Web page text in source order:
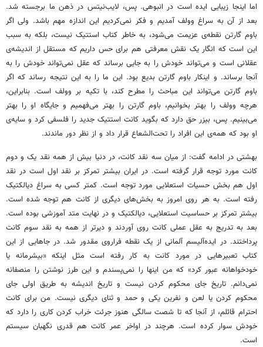
اما اینجا زیبایی ایده است در انبوهی. پس، لایب‌نیتس در ذهن ما برجسته شد.
بعد از آن به سراغ وولف آمدیم و فکر نمی‌کردیم این اندازه مهم باشد. ولی اگر
باوم گارتن نقطه‌ی عزیمت می‌شود، به خاطر کتاب استتیک نیست، بلکه به سبب
این است که انگار یک نقش معرفتی هم برای حس داریم که مستقل از اندیشه‌ی
عقلانی است و می‌تواند خودش را به جایی برساند که عقل نمی‌تواند خودش را به
آنجا برساند. و اینکار باوم گارتن بدیع بود. این ما را به این نتیجه رساند که اگر
باوم گارتن می‌تواند این مباحث را مطرح کند، با تکیه بر وولف است. بنابراین،
هرچه وولف را بهتر بخوانیم، باوم گارتن را بهتر می‌فهمیم و جایگاه او را بهتر
می‌بینیم. پس، بیزر حق دارد که بگوید کانت استتیک جدید را فلسفی کرد و سایه‌ی
او بود که همه‌ی این افراد را تحت‌الشعاع قرار داد و از نظر دور ماندند.
بهشتی در ادامه گفت: از میان سه نقد کانت، در دنیا بیش از همه نقد یک و دوم
کانت مورد توجه قرار گرفته است. در ایران بیشتر تمرکز بر نقد اول است در نقد
اول هم بخش حسیات استعلایی مورد توجه است. کمتر کسی به سراغ دیالکتیک
رفته است. به هر روی امروز به بخش‌های دیگری از کانت هم توجه شده است.
بیشتر تمرکز بر حساسیت استعلایی، دیالکتیک و در نهایت متد آموزشی بوده است.
بعد به تدریج به عقل عملی کانت روی آوردند و دیرتر از همه به نقد سوم کانت
پرداختند. در ایده‌آلیسم آلمانی از یک نقطه فراروی مقدور شد. در جاهایی از این
کتاب تعبیرهایی در مورد کانت به کار رفته است مثل اینکه «بیشرمانه یا
خودخواهانه عبور کرد» که من اینها را نمی‌پسندم و این طرز نوشتن را منصفانه
نمی‌دانم. تاریخ جای محکوم کردن نیست و تاریخ اندیشه به طریق اولی جای
محکوم کردن یا لعن و نفرین یکی و حمد و ثنای دیگری نیست. من برای کانت
احترام قائلم، از آنجا که تا شصت سالگی هنوز جرئت خراب کردن کاری را دارد که
خودش سوار کرده است. هرچند در اواخر عمر کانت هم قدری نگهبان سیستم
است.